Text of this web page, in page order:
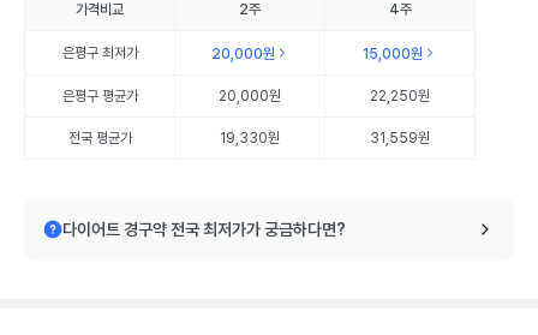
가격비교 2주 4주
은평구최저가 20,000원 15,000원
은평구평균가 20,000원 22,250원
전국 평균가 19,330원 31,559원
다이어트 경구약 전국 최저가가 궁금하다면?